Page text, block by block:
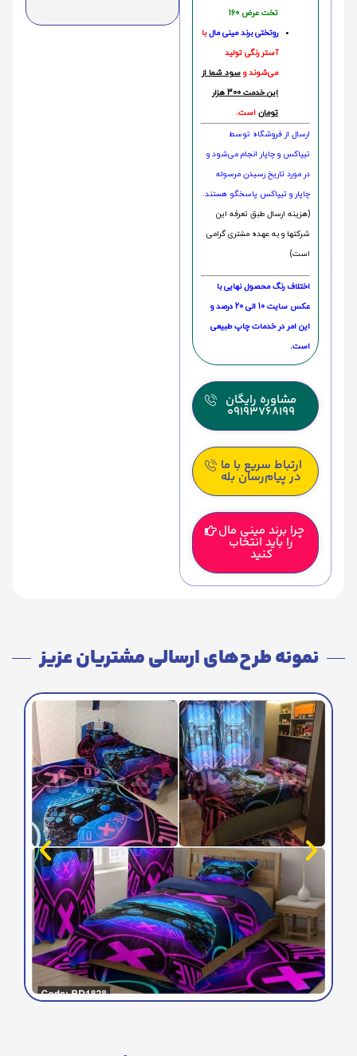
تخت عرض 160
روتختی‌ برند مینی مالبا
آستر رنگی تولید
می‌شوند و سود شما از
این خدمت 300 هزار
تومان است.
ارسال از فروشگاه توسط
تیپاکس و چاپار انجام می‌شود و
در مورد تاریخ رسیدن مرسوله
چاپار و تیپاکس پاسخگو هستند.
(هزینه ارسال طبق تعرفه این
شرکتها و به عهده مشتری گرامی
است)
اختلاف رنگ محصول نهایی با
عکس سایت 10 الی 20 درصد و
این امر در خدمات چاپ طبیعی
است.
مشاوره رایگان
09193768199
ارتباط سریع با ما
در پیام‌رسان بله
چرا برند مینی مال
را باید انتخاب
کنید
نمونه طرح‌های ارسالی مشتریان عزیز